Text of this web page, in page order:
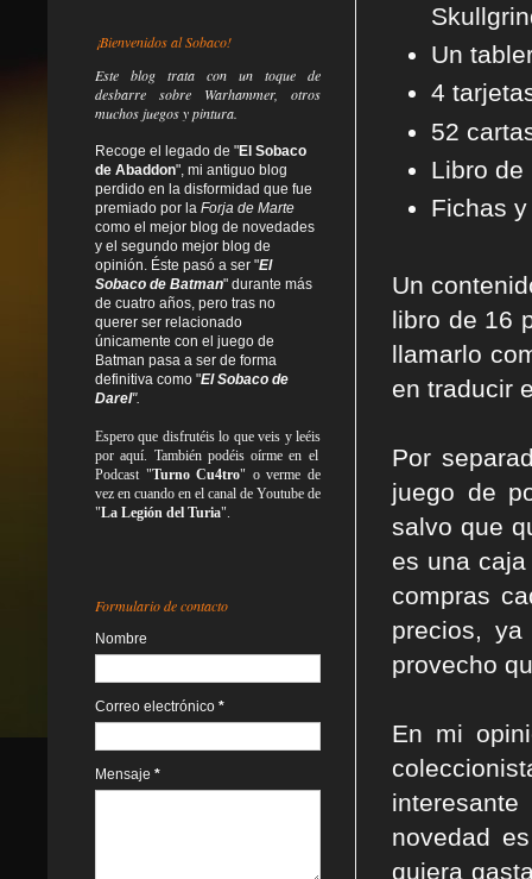
Un
4
52
Libro de
Fichas
Un
libro de 16
llamarlo
en traducir
Por
juego de
salvo que
es una
compras
precios,
provecho
En mi
novedad
quiera
¡Bienvenidos al Sobaco!
Este blog trata con un toque de
desbarre sobre Warhammer, otros
muchos juegos y pintura.
Recoge el legado de "El Sobaco
de Abaddon", mi antiguo blog
perdido en la disformidad que fue
premiado por la Forja de Marte
como el mejor blog de novedades
y el segundo mejor blog de
opinión. Éste pasó a ser "El
Sobaco de Batman" durante más
de cuatro años, pero tras no
querer ser relacionado
únicamente con el juego de
Batman pasa a ser de forma
definitiva como "El Sobaco de
Darel".
Espero que disfrutéis lo queveis yleéis
por aquí. También podéis oírme en el
Podcast "Turno Cu4tro" o verme de
vez en cuando en el canal de Youtube de
"La Legión del Turia".
Formulario de contacto
Nombre
Correo electrónico *
Mensaje *